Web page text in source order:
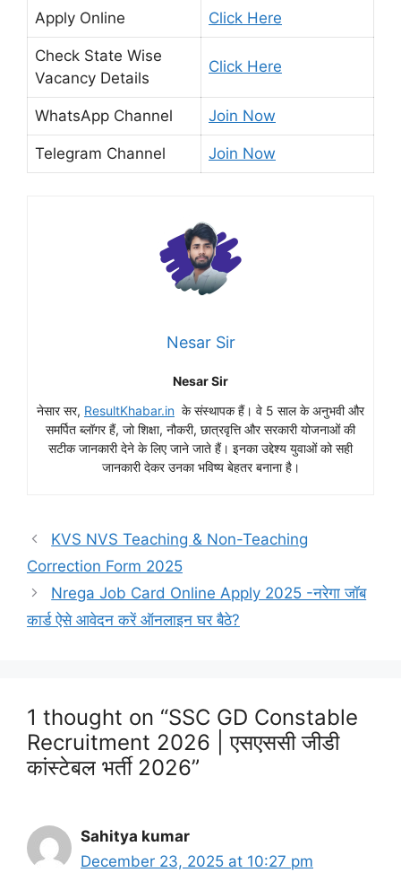
Apply Online Click Here
Check State Wise
Vacancy Details
Click Here
WhatsApp Channel Join Now
Telegram Channel Join Now
Nesar Sir
Nesar Sir
नेसार सर, ResultKhabar.in के संस्थापक हैं। वे 5 साल के अनुभवी और
समर्पित ब्लॉगर हैं, जो शिक्षा, नौकरी, छात्रवृत्ति और सरकारी योजनाओं की
सटीक जानकारी देने के लिए जाने जाते हैं। इनका उद्देश्य युवाओं को सही
जानकारी देकर उनका भविष्य बेहतर बनाना है।
KVS NVS Teaching & Non-Teaching
Correction Form 2025
Nrega Job Card Online Apply 2025 -नरेगा जॉब
कार्ड ऐसे आवेदन करें ऑनलाइन घर बैठे?
1 thought on “SSC GD Constable
Recruitment 2026 | एसएससी जीडी
कांस्टेबल भर्ती 2026”
Sahitya kumar
December 23, 2025 at 10:27 pm